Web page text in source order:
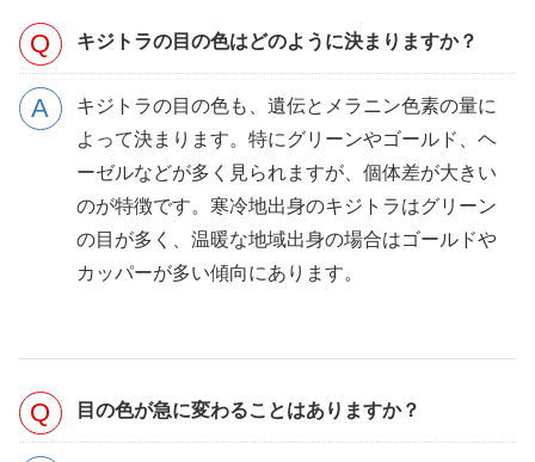
キジトラの目の色はどのように決まりますか？
キジトラの目の色も、遺伝とメラニン色素の量に
よって決まります。特にグリーンやゴールド、ヘ
ーゼルなどが多く見られますが、個体差が大きい
のが特徴です。寒冷地出身のキジトラはグリーン
の目が多く、温暖な地域出身の場合はゴールドや
カッパーが多い傾向にあります。
目の色が急に変わることはありますか？